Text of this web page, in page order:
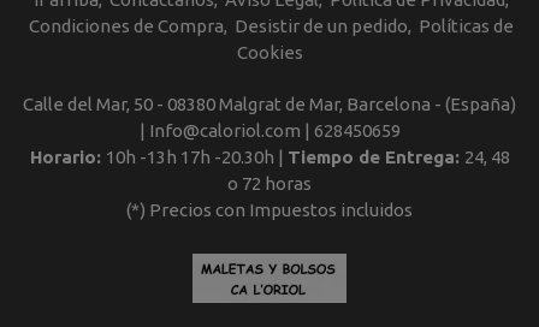
Condiciones de Compra
Desistir de un pedido
Políticas de
Cookies
Calle del Mar, 50 - 08380 Malgrat de Mar, Barcelona - (España)
| Info@caloriol.com | 628450659
Horario: 10h -13h 17h -20.30h | Tiempo de Entrega: 24, 48
o 72 horas
(*) Precios con Impuestos incluidos